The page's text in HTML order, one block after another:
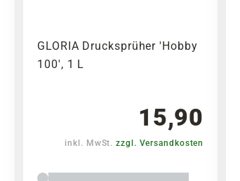
GLORIA Drucksprüher 'Hobby
100', 1 L
15,90
inkl. MwSt.zzgl. Versandkosten